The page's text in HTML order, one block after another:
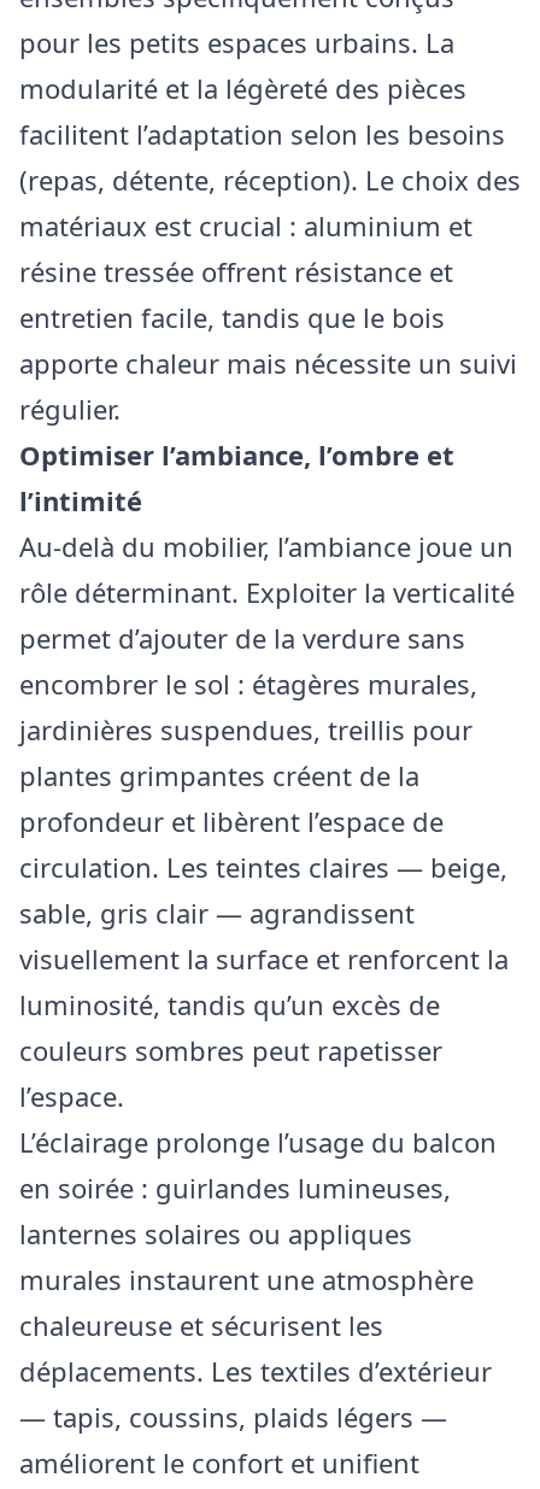
pour les petits espaces urbains. La
modularité et la légèreté des pièces
facilitent l’adaptation selon les besoins
(repas, détente, réception). Le choix des
matériaux est crucial : aluminium et
résine tressée offrent résistance et
entretien facile, tandis que le bois
apporte chaleur mais nécessite un suivi
régulier.
Optimiser l’ambiance, l’ombre et
l’intimité
Au-delà du mobilier, l’ambiance joue un
rôle déterminant. Exploiter la verticalité
permet d’ajouter de la verdure sans
encombrer le sol : étagères murales,
jardinières suspendues, treillis pour
plantes grimpantes créent de la
profondeur et libèrent l’espace de
circulation. Les teintes claires — beige,
sable, gris clair — agrandissent
visuellement la surface et renforcent la
luminosité, tandis qu’un excès de
couleurs sombres peut rapetisser
l’espace.
L’éclairage prolonge l’usage du balcon
en soirée : guirlandes lumineuses,
lanternes solaires ou appliques
murales instaurent une atmosphère
chaleureuse et sécurisent les
déplacements. Les textiles d’extérieur
— tapis, coussins, plaids légers —
améliorent le confort et unifient